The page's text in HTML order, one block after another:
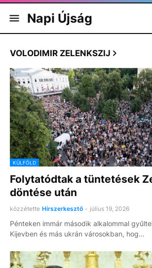
Napi Újság
VOLODIMIR ZELENKSZIJ
KÜLFÖLD
Folytatódtak a tüntetések
döntése után
közzétette Hírszerkesztő - július 19, 2026
Pénteken immár második alkalommal
Kijevben és más ukrán városokban, hog…